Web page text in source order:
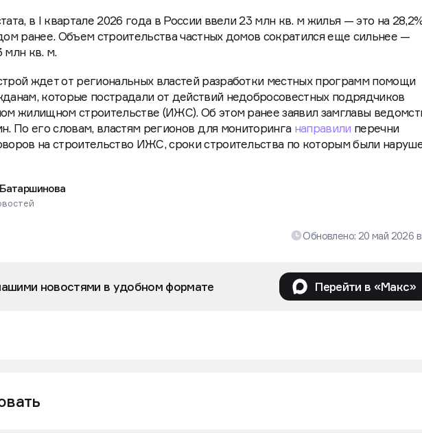
в I квартале 2026 года в России ввели 23 млн кв. м жилья — это на
ранее. Объем строительства частных домов сократился еще сильнее —
млн кв. м.
ждет от региональных властей разработки местных программ помощи
которые пострадали от действий недобросовестных подрядчиков
жилищном строительстве (ИЖС). Об этом ранее заявил замглавы
По его словам, властям регионов для мониторинга направили перечни
на строительство ИЖС, сроки строительства по которым были
Обновлено: 20 май 2026
новостями в удобном формате Перейти в «Макс»